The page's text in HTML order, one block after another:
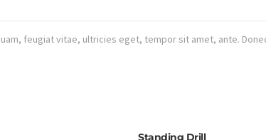
feugiat vitae, ultricies eget, tempor sit amet, ante.
Standing Drill